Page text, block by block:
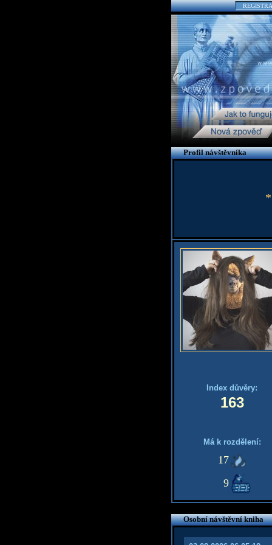
Profil návštěvníka
Index důvěry:
163
Má k rozdělení:
17
9
Osobní návštěvní kniha